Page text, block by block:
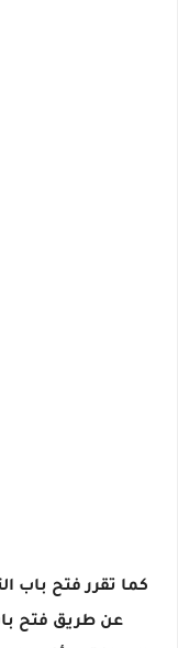
كما تقرر فتح باب
عن طريق فتح